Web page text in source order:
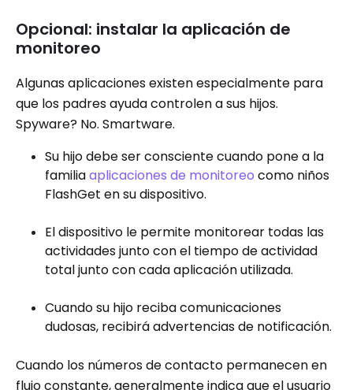
Opcional: instalar la aplicación de
monitoreo
Algunas aplicaciones existen especialmente para
que los padres ayuda controlen a sus hijos.
Spyware? No. Smartware.
Su hijo debe ser consciente cuando pone a la
familiaaplicaciones de monitoreo como niños
FlashGet en su dispositivo.
El dispositivo le permite monitorear todas las
actividades junto con el tiempo de actividad
total junto con cada aplicación utilizada.
Cuando su hijo reciba comunicaciones
dudosas, recibirá advertencias de notificación.
Cuando los números de contacto permanecen en
flujo constante, generalmente indica que el usuario